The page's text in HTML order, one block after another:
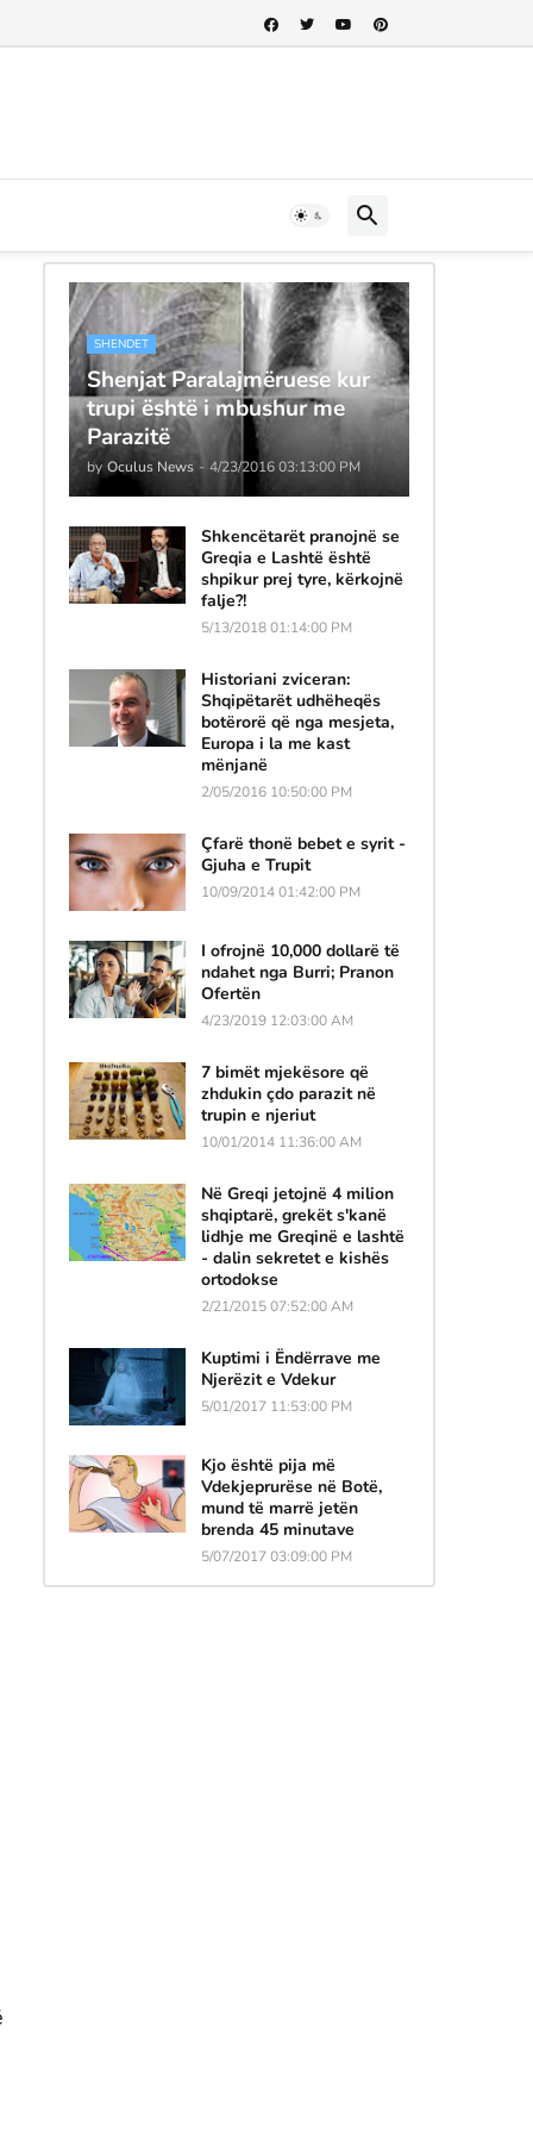
SHENDET
Shenjat Paralajmëruese kur
trupi është i mbushur me
Parazitë
by Oculus News - 4/23/2016 03:13:00 PM
Shkencëtarët pranojnë se
Greqia e Lashtë është
shpikur prej tyre, kërkojnë
falje?!
5/13/2018 01:14:00 PM
Historiani zviceran:
Shqipëtarët udhëheqës
botërorë që nga mesjeta,
Europa i la me kast
mënjanë
2/05/2016 10:50:00 PM
Çfarë thonë bebet e syrit -
Gjuha e Trupit
10/09/2014 01:42:00 PM
I ofrojnë 10,000 dollarë të
ndahet nga Burri; Pranon
Ofertën
4/23/2019 12:03:00 AM
7 bimët mjekësore që
zhdukin çdo parazit në
trupin e njeriut
10/01/2014 11:36:00 AM
Në Greqi jetojnë 4 milion
shqiptarë, grekët s'kanë
lidhje me Greqinë e lashtë
- dalin sekretet e kishës
ortodokse
2/21/2015 07:52:00 AM
Kuptimi i Ëndërrave me
Njerëzit e Vdekur
5/01/2017 11:53:00 PM
Kjo është pija më
Vdekjeprurëse në Botë,
mund të marrë jetën
brenda 45 minutave
5/07/2017 03:09:00 PM